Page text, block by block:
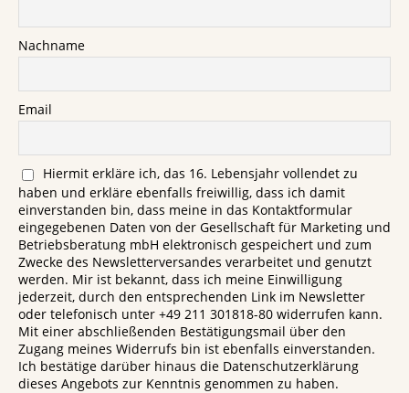
Nachname
Email
Hiermit erkläre ich, das 16. Lebensjahr vollendet zu
haben und erkläre ebenfalls freiwillig, dass ich damit
einverstanden bin, dass meine in das Kontaktformular
eingegebenen Daten von der Gesellschaft für Marketing und
Betriebsberatung mbH elektronisch gespeichert und zum
Zwecke des Newsletterversandes verarbeitet und genutzt
werden. Mir ist bekannt, dass ich meine Einwilligung
jederzeit, durch den entsprechenden Link im Newsletter
oder telefonisch unter +49 211 301818-80 widerrufen kann.
Mit einer abschließenden Bestätigungsmail über den
Zugang meines Widerrufs bin ist ebenfalls einverstanden.
Ich bestätige darüber hinaus die Datenschutzerklärung
dieses Angebots zur Kenntnis genommen zu haben.